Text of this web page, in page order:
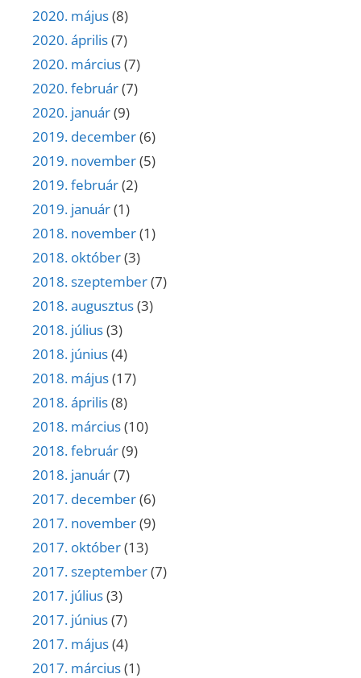
2020. május(8)
2020. április(7)
2020. március(7)
2020. február(7)
2020. január(9)
2019. december(6)
2019. november(5)
2019. február(2)
2019. január(1)
2018. november(1)
2018. október(3)
2018. szeptember(7)
2018. augusztus(3)
2018. július(3)
2018. június(4)
2018. május(17)
2018. április(8)
2018. március(10)
2018. február(9)
2018. január(7)
2017. december(6)
2017. november(9)
2017. október(13)
2017. szeptember(7)
2017. július(3)
2017. június(7)
2017. május(4)
2017. március(1)